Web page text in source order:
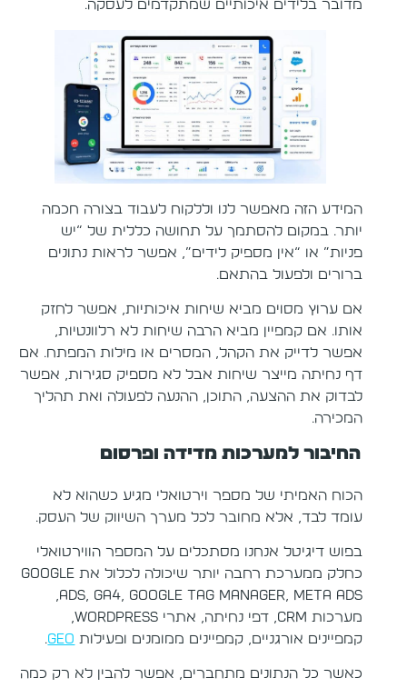
מדובר בלידים איכותיים שמתקדמים לעסקה.
המידע הזה מאפשר לנו וללקוח לעבוד בצורה חכמה
יותר. במקום להסתמך על תחושה כללית של “יש
פניות” או “אין מספיק לידים”, אפשר לראות נתונים
ברורים ולפעול בהתאם.
אם ערוץ מסוים מביא שיחות איכותיות, אפשר לחזק
אותו. אם קמפיין מביא הרבה שיחות לא רלוונטיות,
אפשר לדייק את הקהל, המסרים או מילות המפתח. אם
דף נחיתה מייצר שיחות אבל לא מספיק סגירות, אפשר
לבדוק את ההצעה, התוכן, ההנעה לפעולה ואת תהליך
המכירה.
החיבור למערכות מדידה ופרסום
הכוח האמיתי של מספר וירטואלי מגיע כשהוא לא
עומד לבד, אלא מחובר לכל מערך השיווק של העסק.
בפוש דיגיטל אנחנו מסתכלים על המספר הווירטואלי
כחלק ממערכת רחבה יותר שיכולה לכלול את Google
Ads, GA4, Google Tag Manager, Meta Ads,
מערכות CRM, דפי נחיתה, אתרי WordPress,
קמפיינים אורגניים, קמפיינים ממומנים ופעילות GEO
.
כאשר כל הנתונים מתחברים, אפשר להבין לא רק כמה